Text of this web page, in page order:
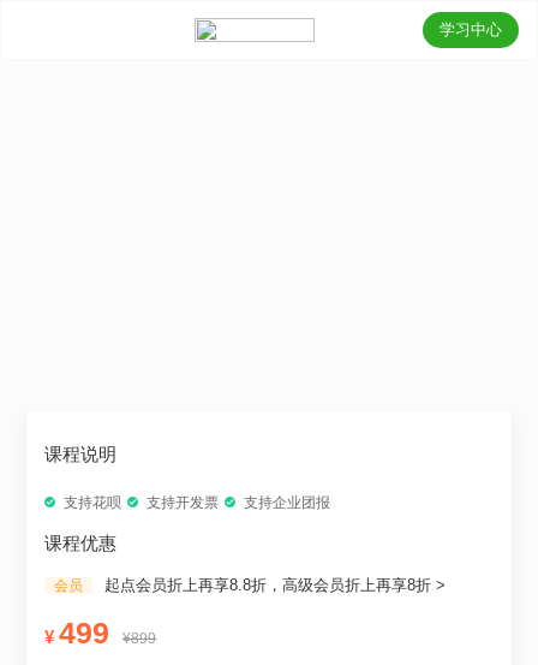
学习中心
课程说明
支持花呗 支持开发票 支持企业团报
课程优惠
¥499 ¥899
会员 起点会员折上再享8.8折，高级会员折上再享8折 >